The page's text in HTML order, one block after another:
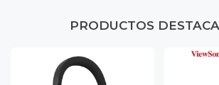
PRODUCTOS